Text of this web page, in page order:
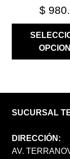
$
SUCURSAL
DIRECCIÓN:
AV.